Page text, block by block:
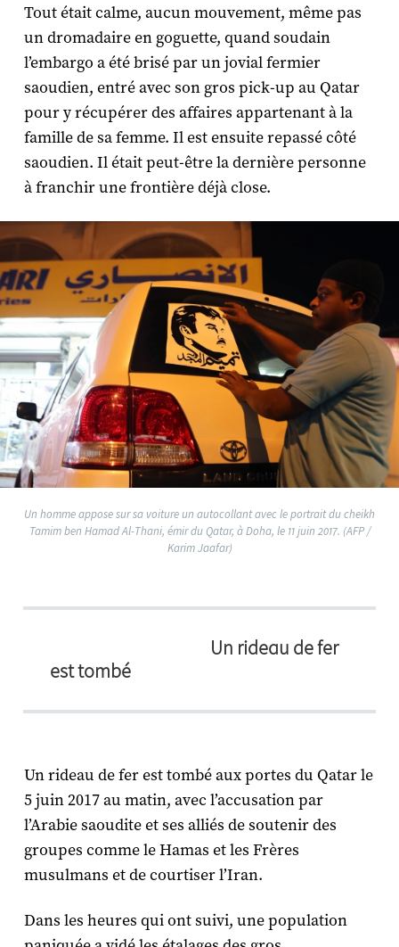
Tout était calme, aucun mouvement, même pas
un dromadaire en goguette, quand soudain
l’embargo a été brisé par un jovial fermier
saoudien, entré avec son gros pick-up au Qatar
pour y récupérer des affaires appartenant à la
famille de sa femme. Il est ensuite repassé côté
saoudien. Il était peut-être la dernière personne
à franchir une frontière déjà close.
Un homme appose sur sa voiture un autocollant avec le portrait du cheikh
Tamim ben Hamad Al-Thani, émir du Qatar, à Doha, le 11 juin 2017. (AFP /
Karim Jaafar)
Un rideau de fer
est tombé
Un rideau de fer est tombé aux portes du Qatar le
5 juin 2017 au matin, avec l’accusation par
l’Arabie saoudite et ses alliés de soutenir des
groupes comme le Hamas et les Frères
musulmans et de courtiser l’Iran.
Dans les heures qui ont suivi, une population